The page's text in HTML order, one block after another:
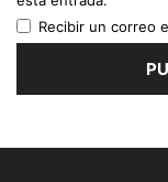
Recibir un correo